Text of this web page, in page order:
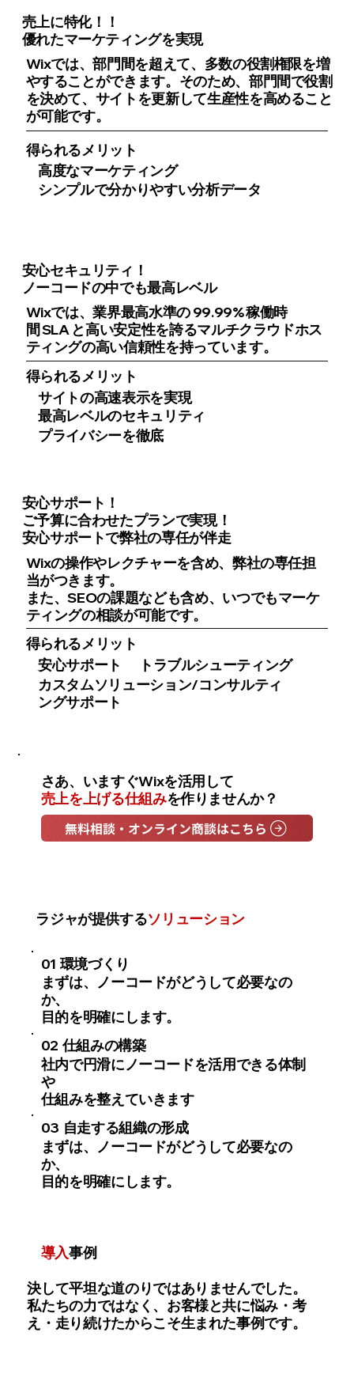
売上に特化！！
優れたマーケティングを実現
Wixでは、部門間を超えて、多数の役割権限を増
やすることができます。そのため、部門間で役割
を決めて、サイトを更新して生産性を高めること
が可能です。
得られるメリット
高度なマーケティング
シンプルで分かりやすい分析データ
安心セキュリティ！
ノーコードの中でも最高レベル
Wixでは、業界最高水準の 99.99% 稼働時
間 SLA と高い安定性を誇るマルチクラウドホス
ティングの高い信頼性を持っています。
得られるメリット
サイトの高速表示を実現
最高レベルのセキュリティ
プライバシーを徹底
安心サポート！
ご予算に合わせたプランで実現！
安心サポートで弊社の専任が伴走
Wixの操作やレクチャーを含め、弊社の専任担
当がつきます。
また、SEOの課題なども含め、いつでもマーケ
ティングの相談が可能です。
得られるメリット
安心サポート
トラブルシューティング
カスタムソリューション/コンサルティ
ングサポート
ラジャが提供するソリューション
01 環境づくり
まずは、ノーコードがどうして必要なの
か、
目的を明確にします。
02 仕組みの構築
社内で円滑にノーコードを活用できる体制
や
仕組みを整えていきます
03 自走する組織の形成
まずは、ノーコードがどうして必要なの
か、
目的を明確にします。
導入事例
決して平坦な道のりではありませんでした。
私たちの力ではなく、お客様と共に悩み・考
え・走り続けたからこそ生まれた事例です。
さあ、いますぐWixを活用して
売上を上げる仕組みを作りませんか？
無料相談・オンライン商談はこちら